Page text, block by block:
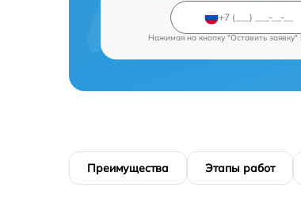
Нажимая на кнопку "Оставить
Преимущества Этапы работ